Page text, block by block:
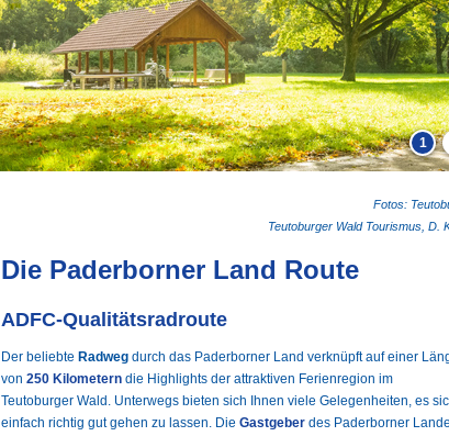
1
Fotos:
Teutoburger Wald Tourismus, D.
Die Paderborner Land Route
ADFC-Qualitätsradroute
Der beliebte Radwegdurch das Paderborner Land verknüpft auf einer
von 250 Kilometerndie Highlights der attraktiven Ferienregion im
Teutoburger Wald. Unterwegs bieten sich Ihnen viele Gelegenheiten, es
einfach richtig gut gehen zu lassen. Die Gastgeberdes Paderborner